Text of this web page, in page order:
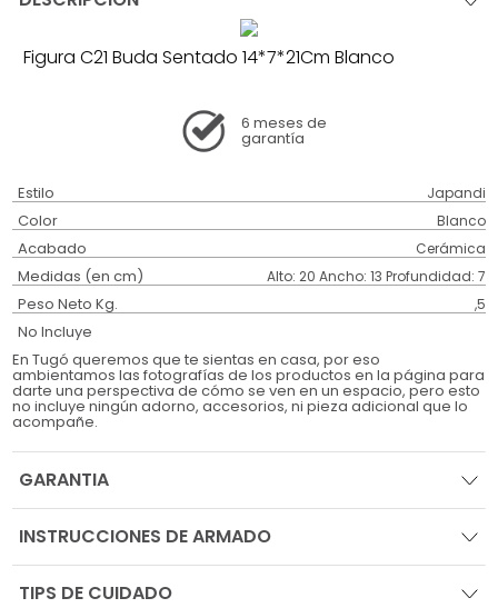
Figura C21 Buda Sentado 14*7*21Cm Blanco
6 meses de
garantía
Estilo Japandi
Color Blanco
Acabado Cerámica
Medidas (en cm) Alto: 20 Ancho: 13 Profundidad: 7
Peso Neto Kg. ,5
No Incluye
En Tugó queremos que te sientas en casa, por eso
ambientamos las fotografías de los productos en la página para
darte una perspectiva de cómo se ven en un espacio, pero esto
no incluye ningún adorno, accesorios, ni pieza adicional que lo
acompañe.
GARANTIA
INSTRUCCIONES DE ARMADO
TIPS DE CUIDADO